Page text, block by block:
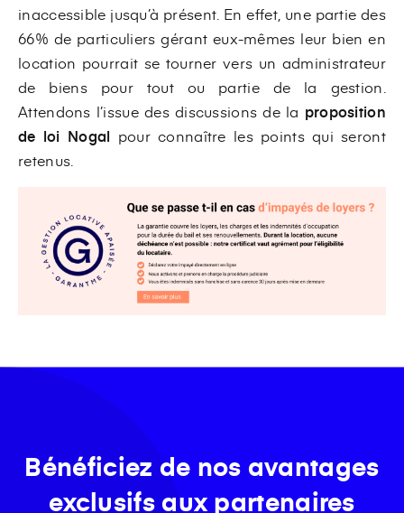
inaccessible jusqu’à présent. En effet, une partie des
66% de particuliers gérant eux-mêmes leur bien en
location pourrait se tourner vers un administrateur
de biens pour tout ou partie de la gestion.
Attendons l’issue des discussions de la proposition
de loi Nogal pour connaître les points qui seront
retenus.
Bénéficiez de nos avantages
exclusifs aux partenaires